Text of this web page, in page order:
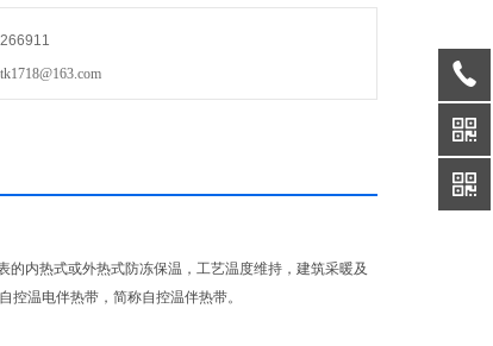
内热式或外热式防冻保温，工艺温度维持，建筑采暖及
温电伴热带，简称自控温伴热带。